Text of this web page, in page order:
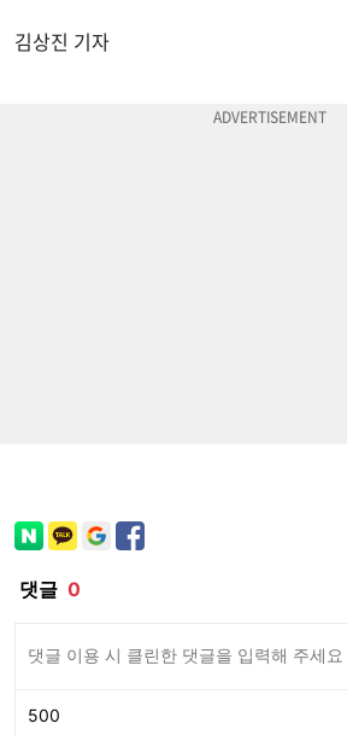
김상진 기자